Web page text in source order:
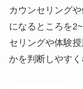
カウンセリング
になるところを
セリングや体験
かを判断しやすく